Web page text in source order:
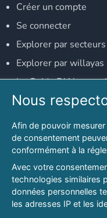
Créer un compte
Se connecter
Explorer par secteurs
Explorer par willayas
Le Guide D'Alger,
NOS RÉSEAUX
Notre page
Notre page
Notre page
Notre page Twitter
Nous
Afin de pouvoir
de consentement
conformément à la
Avec votre
technologies similaires
données personnelles
les adresses IP et les